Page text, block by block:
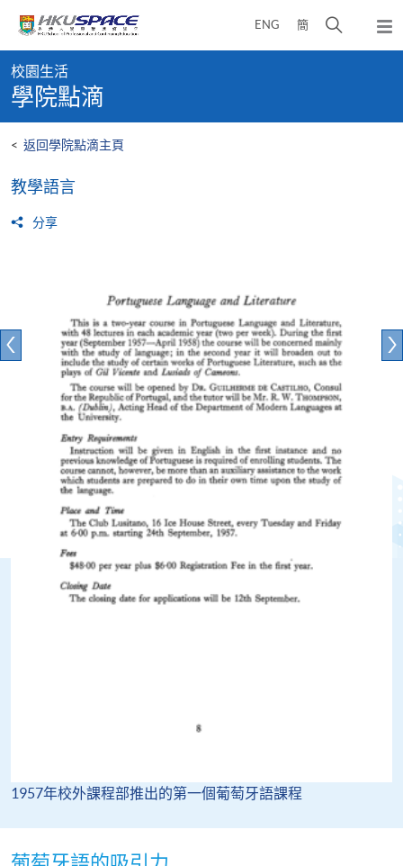
content
ENG 簡
開
彈
出
content
start
校園生活
學院點滴
< 返回學院點滴主頁
教學語言
分享
1957年校外課程部推出的第一個葡萄牙語課程